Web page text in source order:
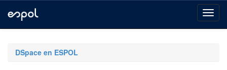
navigationDSpace en ESPOL